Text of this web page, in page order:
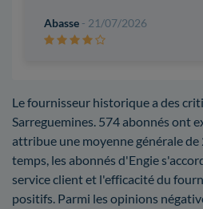
Abasse - 21/07/2026
Le fournisseur historique a des
Sarreguemines. 574 abonnés ont
attribue une moyenne générale de
temps, les abonnés d'Engie
service client et l'efficacité du
positifs. Parmi les opinions